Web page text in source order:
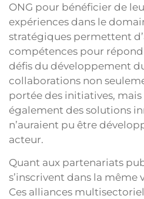
ONG pour bénéficier de
expériences dans le
stratégiques permettent
compétences pour
défis du développement
collaborations non
portée des initiatives,
également des solutions
n’auraient pu être
acteur.
Quant aux partenariats
s’inscrivent dans la même
Ces alliances